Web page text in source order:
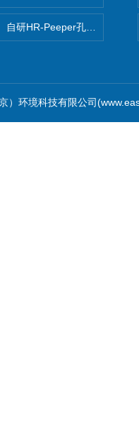
自研HR-Peeper孔隙水采样器
）环境科技有限公司